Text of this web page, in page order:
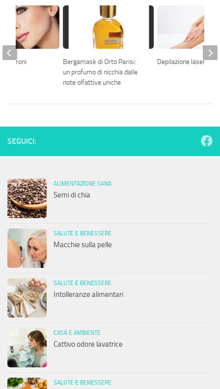
Bergamask di Orto Parisi:
un profumo di nicchia dalle
note olfattive uniche
Depilazione laser
marroni
SEGUICI:
ALIMENTAZIONE SANA
Semi di chia
SALUTE E BENESSERE
Macchie sulla pelle
SALUTE E BENESSERE
Intolleranze alimentari
CASA E AMBIENTE
Cattivo odore lavatrice
SALUTE E BENESSERE